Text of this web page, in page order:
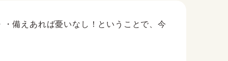
備えあれば憂いなし！ということで、今